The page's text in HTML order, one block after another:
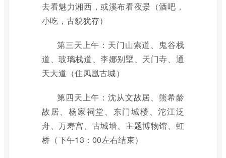
去看魅力湘西，或溪布看夜景（酒吧，
小吃，古貌犹存）
第三天上午：天门山索道、鬼谷栈
道、玻璃栈道、李娜别墅、天门寺、通
天大道（住凤凰古城）
第四天上午：沈从文故居、熊希龄
故居、杨家祠堂、东门城楼、沱江泛
舟、万寿宫、古城墙、主题博物馆、虹
桥（下午13：00左右结束）